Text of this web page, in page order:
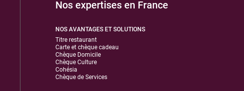
Nos expertises en France
NOS AVANTAGES ET SOLUTIONS
Titre restaurant
Carte et chèque cadeau
Chèque Domicile
Chèque Culture
Cohésia
Chèque de Services